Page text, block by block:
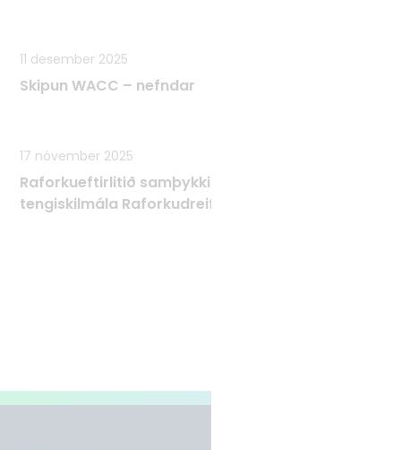
11 desember 2025
Skipun WACC – nefndar
17 nóvember 2025
Raforkueftirlitið samþykkir Tæknilega
tengiskilmála Raforkudreifingar TTR